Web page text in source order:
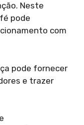
Neste
pode
com
pode fornecer
e trazer